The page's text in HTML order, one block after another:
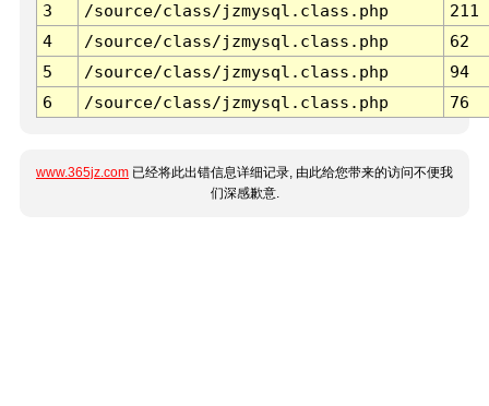
3 /source/class/jzmysql.class.php
211
4
/source/class/jzmysql.class.php
62
5
/source/class/jzmysql.class.php
94
6
/source/class/jzmysql.class.php 76
www.365jz.com 已经将此出错信息详细记录, 由此给您带来的访问不便我
们深感歉意.